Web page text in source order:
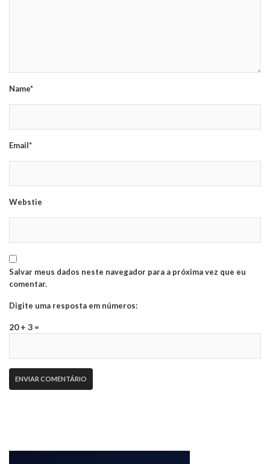
Name*
Email*
Webstie
Salvar meus dados neste navegador para a próxima vez que eu
comentar.
Digite uma resposta em números:
20 + 3 =